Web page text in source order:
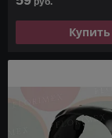
Купить